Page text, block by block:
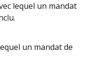
lequel un mandat
un mandat de